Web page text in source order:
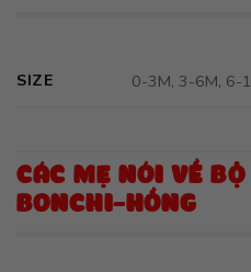
SIZE 0-3M, 3-6M, 6-
CÁC MẸ NÓI VỀ
BONCHI-HỒNG